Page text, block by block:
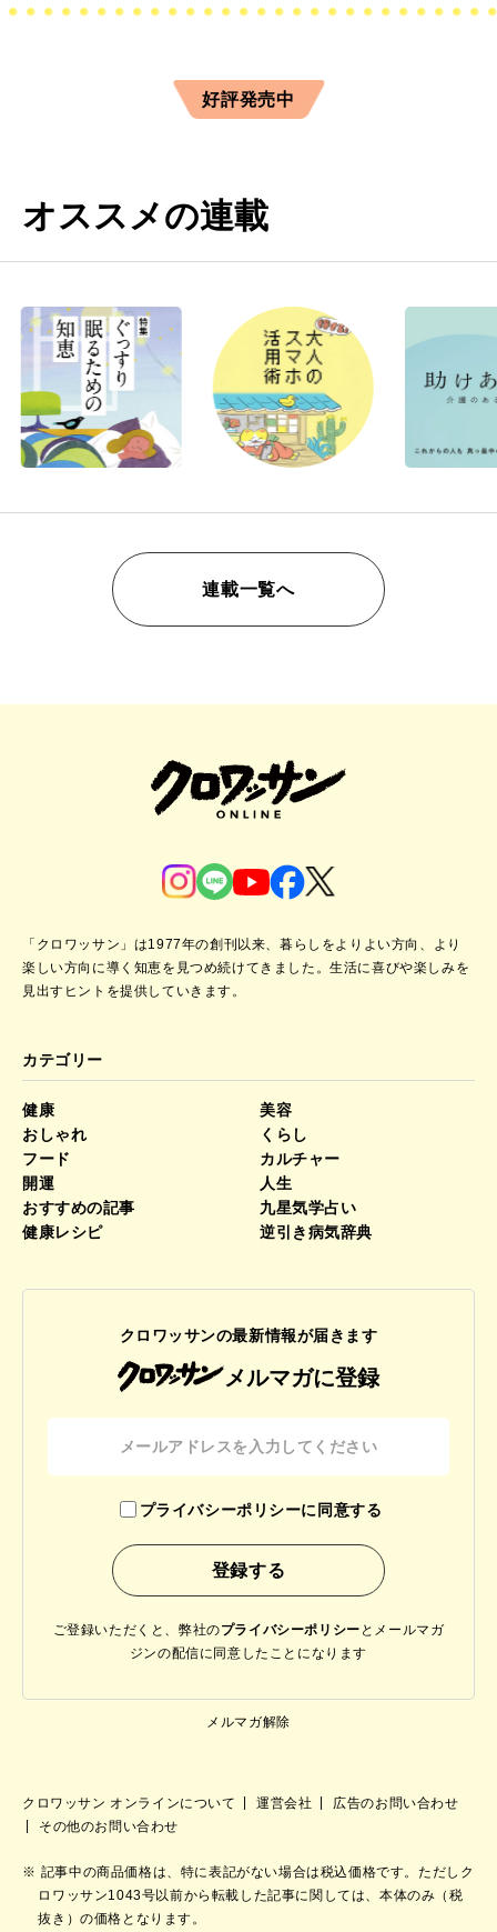
好評発売中
オススメの連載
連載一覧へ
「クロワッサン」は1977年の創刊以来、暮らしをよりよい方向、より
楽しい方向に導く知恵を見つめ続けてきました。生活に喜びや楽しみを
見出すヒントを提供していきます。
カテゴリー
健康
美容
おしゃれ
くらし
フード
カルチャー
開運
人生
おすすめの記事
九星気学占い
健康レシピ
逆引き病気辞典
クロワッサンの最新情報が届きます
メルマガに登録
プライバシーポリシーに同意する
ご登録いただくと、弊社のプライバシーポリシー と メールマガ
ジンの配信に同意したことになります
メルマガ解除
クロワッサン オンラインについて 運営会社
広告のお問い合わせ
その他のお問い合わせ
記事中の商品価格は、特に表記がない場合は税込価格です。ただしク
ロワッサン1043号以前から転載した記事に関しては、本体のみ（税
抜き）の価格となります。